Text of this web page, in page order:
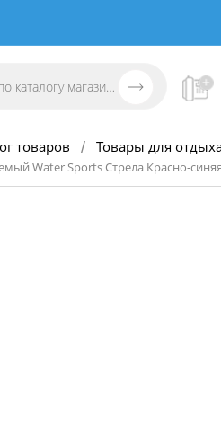
товаров / Товары для
Water Sports Стрела Красно-